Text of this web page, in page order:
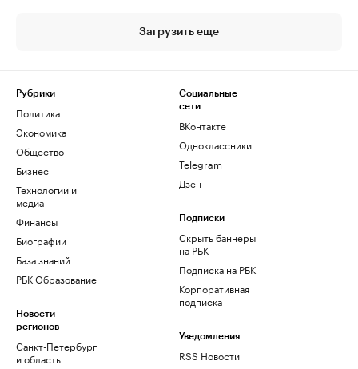
Загрузить еще
Рубрики
Политика
Экономика
Общество
Бизнес
Технологии и
медиа
Финансы
Биографии
База знаний
РБК Образование
Новости
регионов
Санкт-Петербург
и область
Социальные
сети
ВКонтакте
Одноклассники
Telegram
Дзен
Подписки
Скрыть баннеры
на РБК
Подписка на РБК
Корпоративная
подписка
Уведомления
RSS Новости